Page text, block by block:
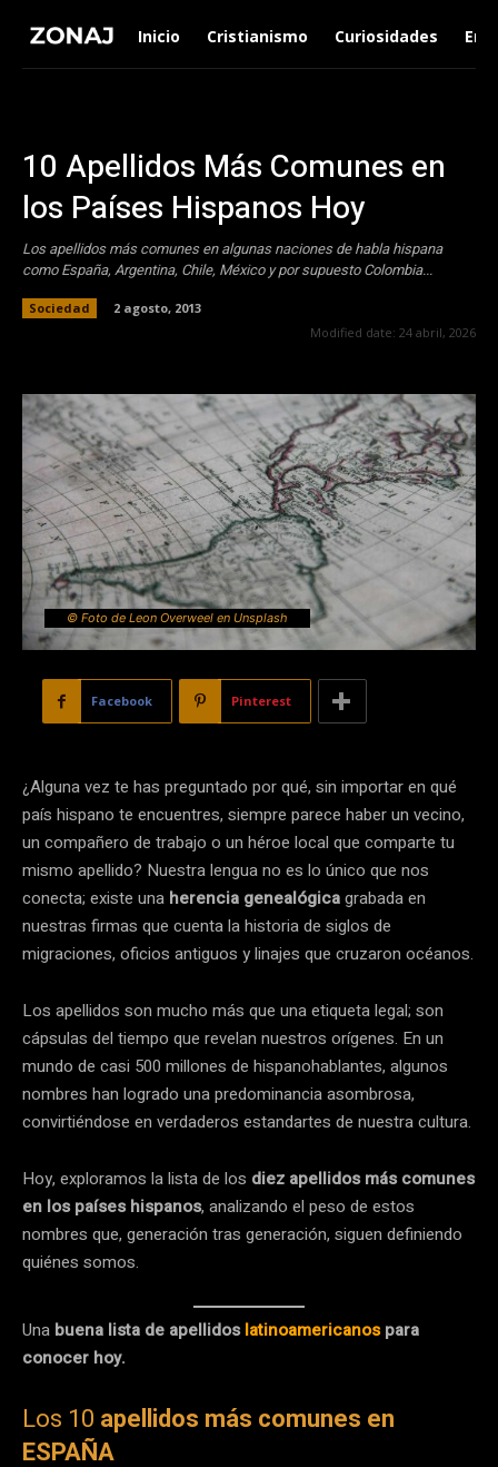
Inicio Cristianismo Curiosidades
10 Apellidos Más Comunes en
los Países Hispanos Hoy
Los apellidos más comunes en algunas naciones de habla hispana
como España, Argentina, Chile, México y por supuesto Colombia...
Sociedad
2 agosto, 2013
Modified date: 24 abril, 2026
© Foto de Leon Overweel en Unsplash
Facebook Pinterest
¿Alguna vez te has preguntado por qué, sin importar en qué
país hispano te encuentres, siempre parece haber un vecino,
un compañero de trabajo o un héroe local que comparte tu
mismo apellido? Nuestra lengua no es lo único que nos
conecta; existe una herencia genealógicagrabada en
nuestras firmas que cuenta la historia de siglos de
migraciones, oficios antiguos y linajes que cruzaron océanos.
Los apellidos son mucho más que una etiqueta legal; son
cápsulas del tiempo que revelan nuestros orígenes. En un
mundo de casi 500 millones de hispanohablantes, algunos
nombres han logrado una predominancia asombrosa,
convirtiéndose en verdaderos estandartes de nuestra cultura.
Hoy, exploramos la lista de los diez apellidos más comunes
en los países hispanos, analizando el peso de estos
nombres que, generación tras generación, siguen definiendo
quiénes somos.
Una buena lista de apellidoslatinoamericanospara
conocer hoy.
Los 10 apellidos más comunes en
ESPAÑA